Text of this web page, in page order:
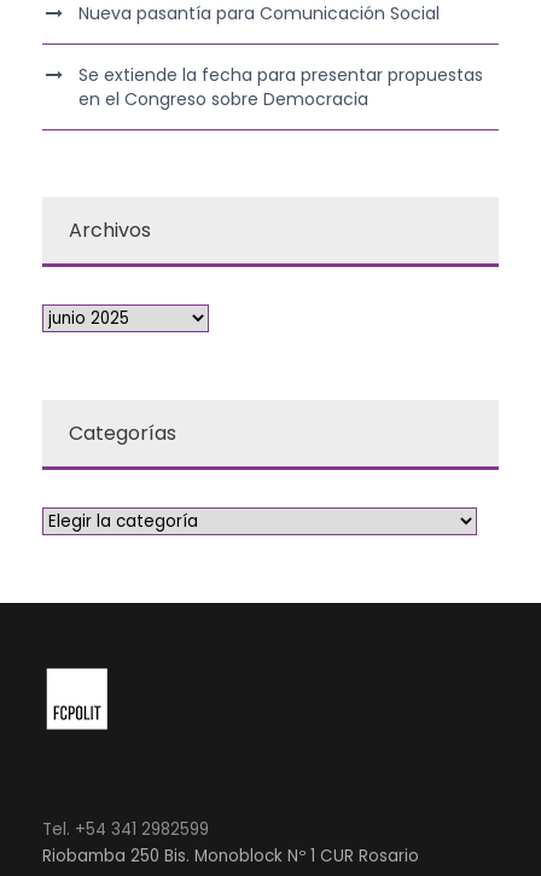
Nueva pasantía para Comunicación Social
Se extiende la fecha para presentar propuestas
en el Congreso sobre Democracia
Archivos
Categorías
Tel. +54 341 2982599
Riobamba 250 Bis. Monoblock Nº 1 CUR Rosario